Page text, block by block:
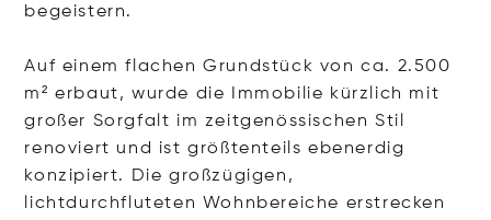
begeistern.
Auf einem flachen Grundstück von ca. 2.500
m² erbaut, wurde die Immobilie kürzlich mit
großer Sorgfalt im zeitgenössischen Stil
renoviert und ist größtenteils ebenerdig
konzipiert. Die großzügigen,
lichtdurchfluteten Wohnbereiche erstrecken